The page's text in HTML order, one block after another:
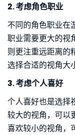
2. 考虑角色职业
不同的角色职业在
职业需要更大的视
则更注重远距离的
选择合适的视角大
3. 考虑个人喜好
个人喜好也是选择
较大的视角，可以
喜欢较小的视角，